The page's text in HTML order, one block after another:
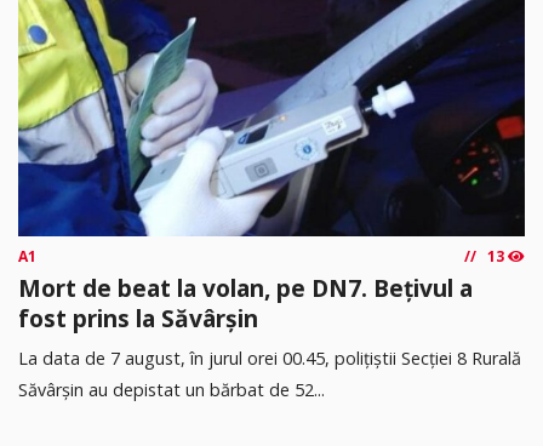
A1 13
Mort de beat la volan, pe DN7. Bețivul a
fost prins la Săvârșin
​La data de 7 august, în jurul orei 00.45, polițiștii Secției 8 Rurală
Săvârșin au depistat un bărbat de 52...